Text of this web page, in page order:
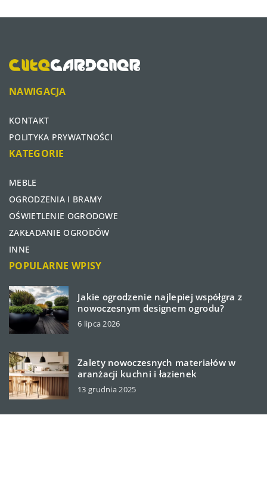
NAWIGACJA
KONTAKT
POLITYKA PRYWATNOŚCI
KATEGORIE
MEBLE
OGRODZENIA I BRAMY
OŚWIETLENIE OGRODOWE
ZAKŁADANIE OGRODÓW
INNE
POPULARNE WPISY
Jakie ogrodzenie najlepiej współgra z
nowoczesnym designem ogrodu?
6 lipca 2026
Zalety nowoczesnych materiałów w
aranżacji kuchni i łazienek
13 grudnia 2025